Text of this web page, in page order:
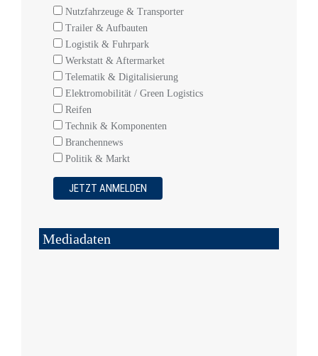
Nutzfahrzeuge & Transporter
Trailer & Aufbauten
Logistik & Fuhrpark
Werkstatt & Aftermarket
Telematik & Digitalisierung
Elektromobilität / Green Logistics
Reifen
Technik & Komponenten
Branchennews
Politik & Markt
Mediadaten